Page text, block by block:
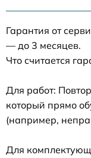
Гарантия от
— до 3 месяцев.
Что считается
Для работ:
который прямо
(например,
Для